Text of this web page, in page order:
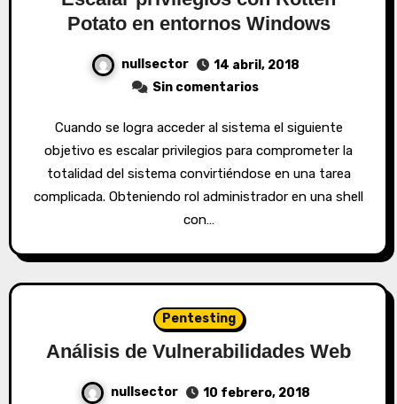
Potato en entornos Windows
nullsector
14 abril, 2018
Sin comentarios
Cuando se logra acceder al sistema el siguiente
objetivo es escalar privilegios para comprometer la
totalidad del sistema convirtiéndose en una tarea
complicada. Obteniendo rol administrador en una shell
con…
Pentesting
Análisis de Vulnerabilidades Web
nullsector
10 febrero, 2018